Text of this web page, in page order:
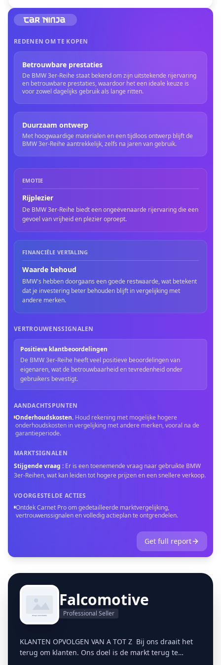
REDENEN OM TE KOPEN
Betrouwbare prestaties
De BMW 3er-Reihe staat bekend om zijn uitstekende rijervaring
en betrouwbare prestaties, waardoor het een ideale keuze is
voor zowel dagelijks gebruik als lange ritten.
Duurzaam ontwerp
Met hoogwaardige materialen en een tijdloos ontwerp blijft de
BMW 3er-Reihe aantrekkelijk, zelfs na jaren van gebruik.
EMOTIE
Rijplezier
De BMW 3er-Reihe biedt een ongeëvenaarde rijervaring die een
gevoel van vrijheid en plezier oproept.
FINANCIËLE VERTALING
Waarde behoud
BMW's hebben doorgaans een goede restwaarde, wat betekent
dat je investering beter behouden blijft in vergelijking met
andere merken.
VERTROUWENSSIGNALEN
Positieve klantbeoordelingen
De BMW 3er-Reihe heeft veel positieve beoordelingen van
eigenaren, wat de betrouwbaarheid en tevredenheid onder
gebruikers bevestigt.
AANDACHTSPUNTEN
Onderhoudskosten. Houd rekening met mogelijke hogere
onderhoudskosten in vergelijking met andere merken, vooral na de
garantieperiode.
MARKTSIGNALEN
Stijgende vraag : Er is een toenemende vraag naar gebruikte BMW
3er-Reihen, wat kan leiden tot hogere prijzen en een snellere verkoop.
VOORGESTELDE ACTIES
Ontdek Carnet Pro om gedetailleerde marktvergelijking,
vertrouwenssignalen en volledig actieplan te ontgrendelen.
Get full report
Falcomotive
Professional Seller
KLANTEN OPVOLGEN VAN A TOT Z Bij ons draait het
terug om klanten. Ons doel is de markt terug te